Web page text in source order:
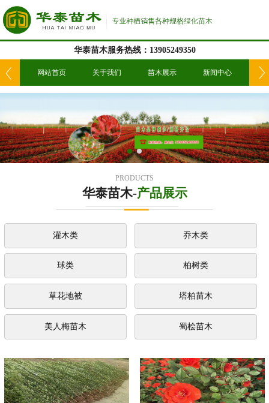
华泰苗木服务热线：13905249350
们 网站首页 关于我们 苗木展示 新闻中心 工
PRODUCTS
华泰苗木-产品展示
灌木类 乔木类
球类 柏树类
草花地被 塔柏苗木
美人梅苗木 蜀桧苗木